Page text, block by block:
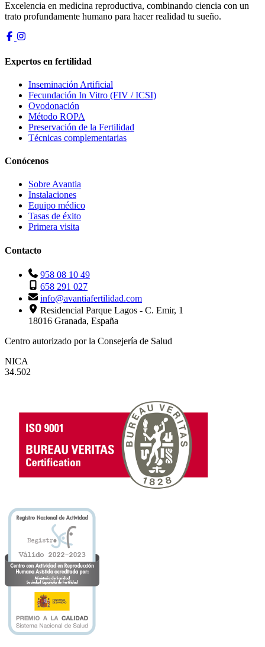
Excelencia en medicina reproductiva, combinando ciencia con un
trato profundamente humano para hacer realidad tu sueño.
Expertos en fertilidad
Inseminación Artificial
Fecundación In Vitro (FIV / ICSI)
Ovodonación
Método ROPA
Preservación de la Fertilidad
Técnicas complementarias
Conócenos
Sobre Avantia
Instalaciones
Equipo médico
Tasas de éxito
Primera visita
Contacto
958 08 10 49
658 291 027
info@avantiafertilidad.com
Residencial Parque Lagos - C. Emir, 1
18016 Granada, España
Centro autorizado por la Consejería de Salud
NICA
34.502